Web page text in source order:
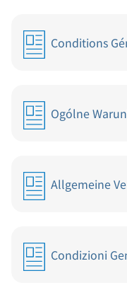
Conditions
Ogólne
Allgemeine
Condizioni